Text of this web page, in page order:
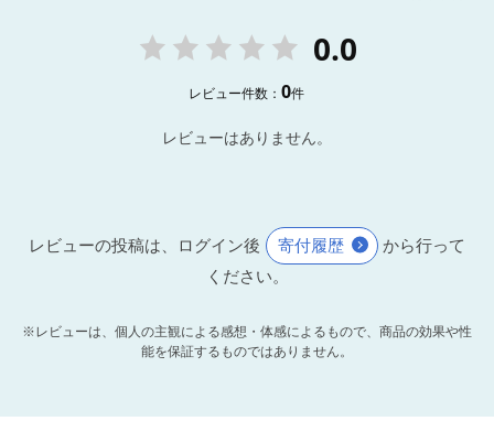
0.0
レビュー件数：0件
レビューはありません。
レビューの投稿は、ログイン後 寄付履歴
から行って
ください。
※レビューは、個人の主観による感想・体感によるもので、商品の効果や性
能を保証するものではありません。